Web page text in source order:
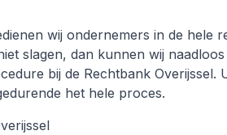
wij ondernemers in de hele
slagen, dan kunnen wij
bij de Rechtbank Overijssel.
het hele proces.